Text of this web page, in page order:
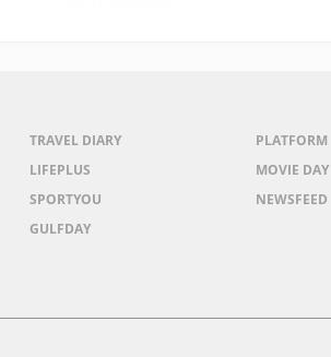
TRAVEL DIARY
LIFEPLUS
SPORTYOU
GULFDAY
PLATFORM
MOVIE DAY
NEWSFEED